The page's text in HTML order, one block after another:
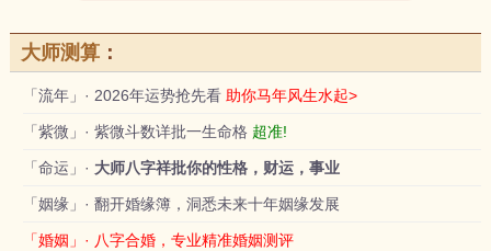
大师测算：
「流年」· 2026年运势抢先看 助你马年风生水起>
「紫微」· 紫微斗数详批一生命格 超准!
「命运」· 大师八字祥批你的性格，财运，事业
「姻缘」· 翻开婚缘簿，洞悉未来十年姻缘发展
「婚姻」· 八字合婚，专业精准婚姻测评